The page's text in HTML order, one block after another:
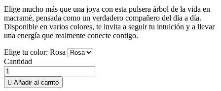
Elige mucho más que una joya con esta pulsera árbol de la vida en
macramé, pensada como un verdadero compañero del día a día.
Disponible en varios colores, te invita a seguir tu intuición y a llevar
una energía que realmente conecte contigo.
Elige tu color: Rosa
Cantidad
 Añadir al carrito